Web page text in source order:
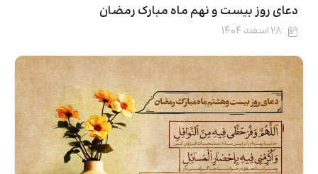
دعای روز بیست‌ و نهم ماه مبارک رمضان
۲۸ اسفند ۱۴۰۴